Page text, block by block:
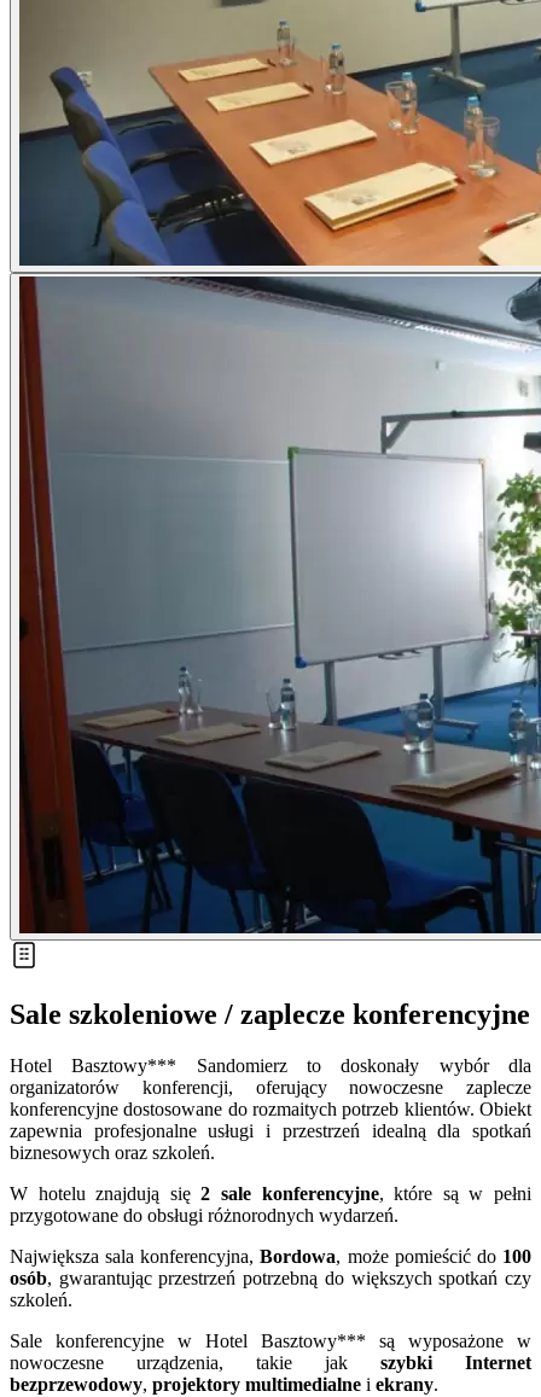
Sale szkoleniowe / zaplecze konferencyjne
Hotel Basztowy*** Sandomierz to doskonały wybór dla
organizatorów konferencji, oferujący nowoczesne zaplecze
konferencyjne dostosowane do rozmaitych potrzeb klientów. Obiekt
zapewnia profesjonalne usługi i przestrzeń idealną dla spotkań
biznesowych oraz szkoleń.
W hotelu znajdują się2 sale konferencyjne, które są w pełni
przygotowane do obsługi różnorodnych wydarzeń.
Największa sala konferencyjna,Bordowa, może pomieścić do 100
osób, gwarantując przestrzeń potrzebną do większych spotkań czy
szkoleń.
Sale konferencyjne w Hotel Basztowy*** są wyposażone w
nowoczesne urządzenia, takie jak szybki Internet
bezprzewodowy, projektory multimedialne i ekrany.